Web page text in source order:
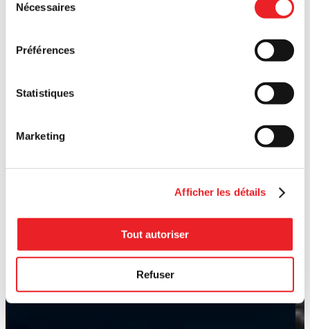
Nécessaires
Préférences
Statistiques
Marketing
Afficher les détails
Tout autoriser
Refuser